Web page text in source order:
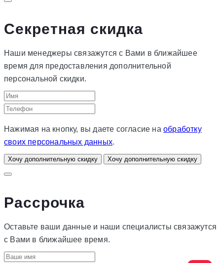
Секретная скидка
Наши менеджеры связажутся с Вами в ближайшее
время для предоставления дополнительной
персональной скидки.
Нажимая на кнопку, вы даете согласие наобработку
своих персональных данных.
Хочу дополнительную скидку Хочу дополнительную скидку
Рассрочка
Оставьте ваши данные и наши специалисты связажутся
с Вами в ближайшее время.